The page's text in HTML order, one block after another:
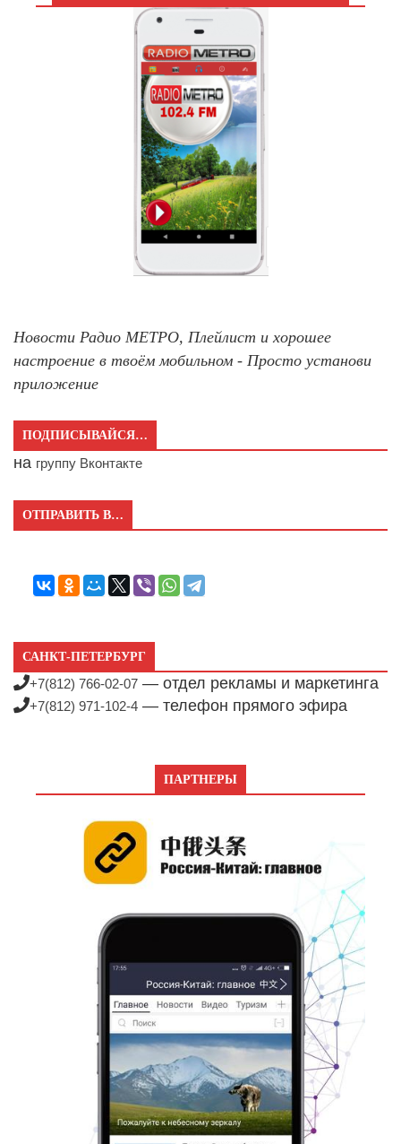
Новости Радио МЕТРО, Плейлист и хорошее
настроение в твоём мобильном - Просто установи
приложение
ПОДПИСЫВАЙСЯ…
на группу Вконтакте
ОТПРАВИТЬ В…
САНКТ-ПЕТЕРБУРГ
+7(812) 766-02-07 — отдел рекламы и маркетинга
+7(812) 971-102-4 — телефон прямого эфира
ПАРТНЕРЫ